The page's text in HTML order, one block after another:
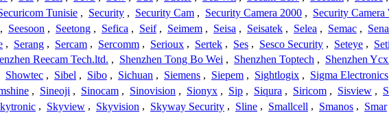
Tunisie , Security , Security Cam , Security Camera 2000 , Security Camera
, Seesoon , Seetong , Sefica , Seif , Seimem , Seisa , Seisatek , Selea , Semac ,
, Serang , Sercam , Sercomm , Serioux , Sertek , Ses , Sesco Security , Seteye ,
Reecam Tech.ltd. , Shenzhen Tong Bo Wei , Shenzhen Toptech , Shenzhen
Showtec , Sibel , Sibo , Sichuan , Siemens , Siepem , Sightlogix , Sigma Electronics
, Sineoji , Sinocam , Sinovision , Sionyx , Sip , Siqura , Siricom , Sisview ,
, Skyview , Skyvision , Skyway Security , Sline , Smallcell , Smanos , Smar